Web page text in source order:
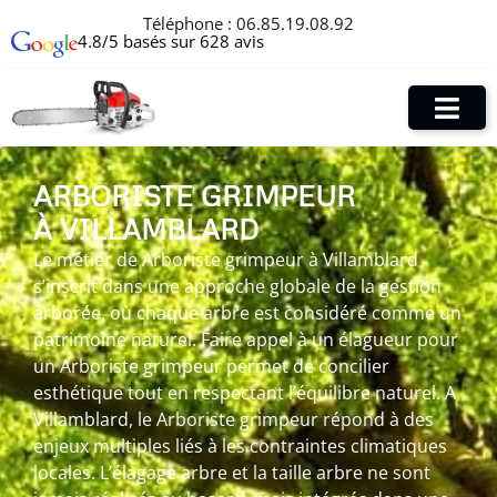
Téléphone : 06.85.19.08.92
4.8/5 basés sur 628 avis
ARBORISTE GRIMPEUR
À VILLAMBLARD
Le métier de Arboriste grimpeur à Villamblard
s’inscrit dans une approche globale de la gestion
arborée, où chaque arbre est considéré comme un
patrimoine naturel. Faire appel à un élagueur pour
un Arboriste grimpeur permet de concilier
esthétique tout en respectant l’équilibre naturel. A
Villamblard, le Arboriste grimpeur répond à des
enjeux multiples liés à les contraintes climatiques
locales. L’élagage arbre et la taille arbre ne sont